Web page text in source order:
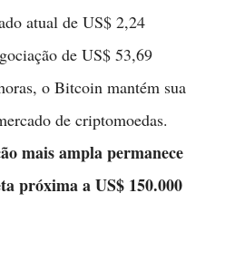
atual de US$ 2,24
de US$ 53,69
o Bitcoin mantém sua
de criptomoedas.
mais ampla permanece
próxima a US$ 150.000